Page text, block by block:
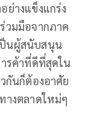
ย่างแข็งแกร่ง
วมมือจากภาค
ป็นผู้สนับสนุน
รค้าที่ดีที่สุดใน
กันก็ต้องอาศัย
างตลาดใหม่ๆ